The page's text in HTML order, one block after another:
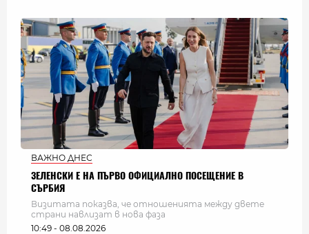
ВАЖНО ДНЕС
ЗЕЛЕНСКИ Е НА ПЪРВО ОФИЦИАЛНО ПОСЕЩЕНИЕ В
СЪРБИЯ
Визитата показва, че отношенията между двете
страни навлизат в нова фаза
10:49 - 08.08.2026